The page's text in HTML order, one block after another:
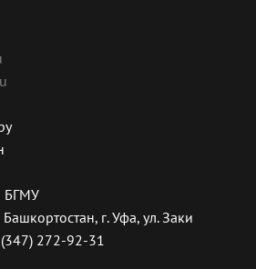
БГМУ
г. Уфа, ул. Заки
272-92-31